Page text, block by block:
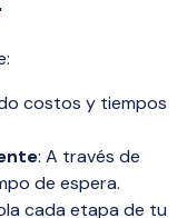
costos y tiempos
: A través de
de espera.
cada etapa de tu